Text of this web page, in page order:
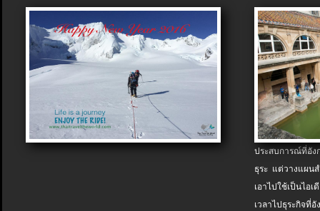
ประสบการณ์ที่อัง
ธุระ แต่วางแผน
เอาไปใช้เป็นไอ
เวลาไปธุระกิจที่อั